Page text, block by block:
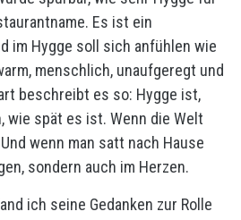
Es ist ein
im Hygge soll sich anfühlen wie
menschlich, unaufgeregt und
beschreibt es so: Hygge ist,
wie spät es ist. Wenn die Welt
wenn man satt nach Hause
sondern auch im Herzen.
ich seine Gedanken zur Rolle